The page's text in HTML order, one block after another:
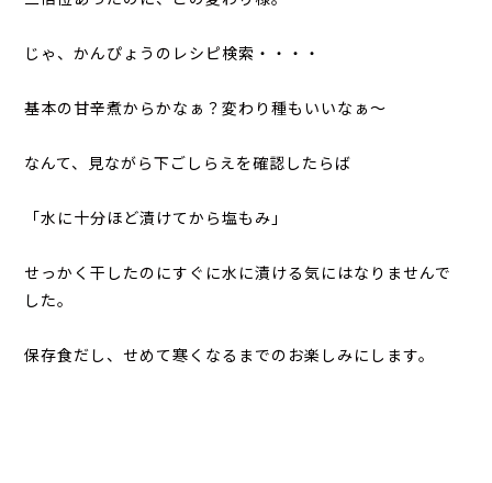
じゃ、かんぴょうのレシピ検索・・・・
基本の甘辛煮からかなぁ？変わり種もいいなぁ～
なんて、見ながら下ごしらえを確認したらば
「水に十分ほど漬けてから塩もみ」
せっかく干したのにすぐに水に漬ける気にはなりませんで
した。
保存食だし、せめて寒くなるまでのお楽しみにします。